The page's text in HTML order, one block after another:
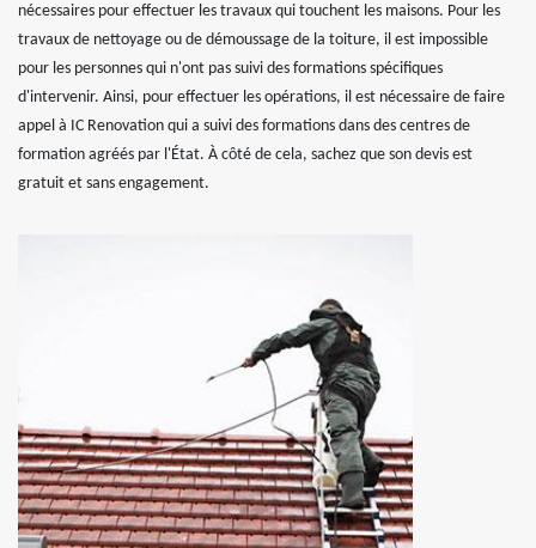
nécessaires pour effectuer les travaux qui touchent les maisons. Pour les
travaux de nettoyage ou de démoussage de la toiture, il est impossible
pour les personnes qui n'ont pas suivi des formations spécifiques
d'intervenir. Ainsi, pour effectuer les opérations, il est nécessaire de faire
appel à IC Renovation qui a suivi des formations dans des centres de
formation agréés par l'État. À côté de cela, sachez que son devis est
gratuit et sans engagement.